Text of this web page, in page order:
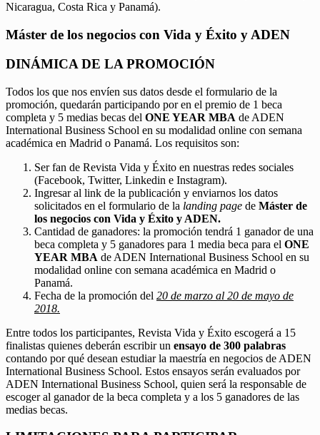
Nicaragua, Costa Rica y Panamá).
Máster de los negocios con Vida y Éxito y ADEN
DINÁMICA DE LA PROMOCIÓN
Todos los que nos envíen sus datos desde el formulario de la
promoción, quedarán participando por en el premio de 1 beca
completa y 5 medias becas del ONE YEAR MBA de ADEN
International Business School en su modalidad online con semana
académica en Madrid o Panamá. Los requisitos son:
Ser fan de Revista Vida y Éxito en nuestras redes sociales
(Facebook, Twitter, Linkedin e Instagram).
Ingresar al link de la publicación y enviarnos los datos
solicitados en el formulario de la landing page de Máster de
los negocios con Vida y Éxito y ADEN.
Cantidad de ganadores: la promoción tendrá 1 ganador de una
beca completa y 5 ganadores para 1 media beca para el ONE
YEAR MBA de ADEN International Business School en su
modalidad online con semana académica en Madrid o
Panamá.
Fecha de la promoción del 20 de marzo al 20 de mayo de
2018.
Entre todos los participantes, Revista Vida y Éxito escogerá a 15
finalistas quienes deberán escribir un ensayo de 300 palabras
contando por qué desean estudiar la maestría en negocios de ADEN
International Business School. Estos ensayos serán evaluados por
ADEN International Business School, quien será la responsable de
escoger al ganador de la beca completa y a los 5 ganadores de las
medias becas.